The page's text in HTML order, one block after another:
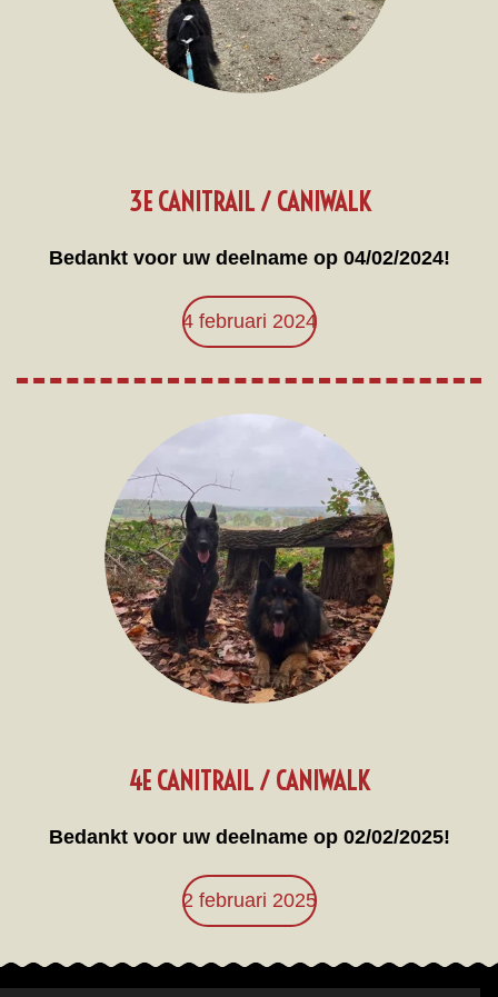
3E CANITRAIL / CANIWALK
Bedankt voor uw deelname op 04/02/2024!
4 februari 2024
4E CANITRAIL / CANIWALK
Bedankt voor uw deelname op 02/02/2025!
2 februari 2025